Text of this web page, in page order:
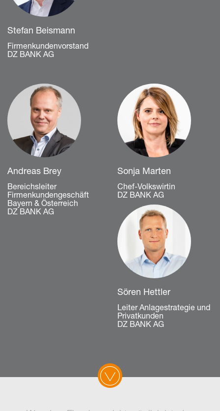
Stefan Beismann
Firmenkundenvorstand
DZ BANK AG
Andreas Brey
Bereichsleiter
Firmenkundengeschäft
Bayern & Österreich
DZ BANK AG
Sonja Marten
Chef-Volkswirtin
DZ BANK AG
Sören Hettler
Leiter Anlagestrategie und
Privatkunden
DZ BANK AG